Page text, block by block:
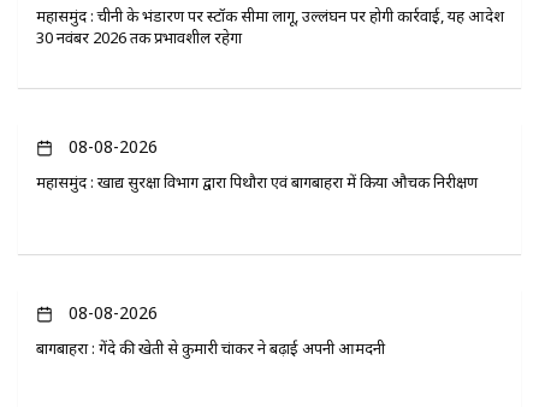
महासमुंद : चीनी के भंडारण पर स्टॉक सीमा लागू, उल्लंघन पर होगी कार्रवाई, यह आदेश
30 नवंबर 2026 तक प्रभावशील रहेगा
08-08-2026
महासमुंद : खाद्य सुरक्षा विभाग द्वारा पिथौरा एवं बागबाहरा में किया औचक निरीक्षण
08-08-2026
बागबाहरा : गेंदे की खेती से कुमारी चंद्राकर ने बढ़ाई अपनी आमदनी